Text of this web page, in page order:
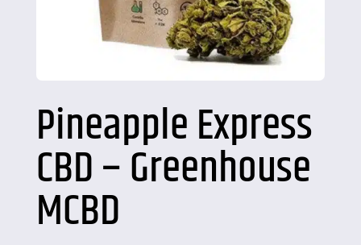
Pineapple Express
CBD – Greenhouse
MCBD